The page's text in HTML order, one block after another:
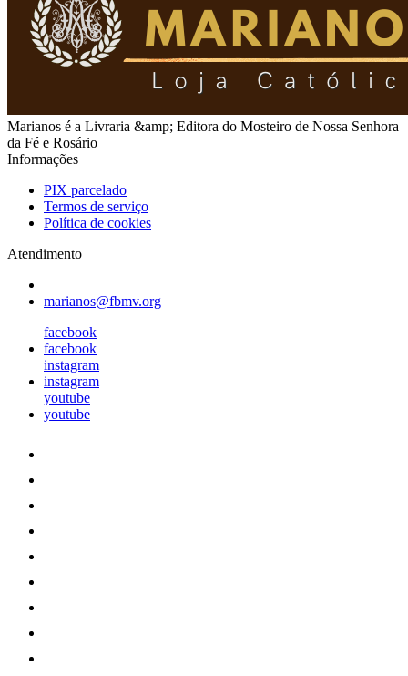
Marianos é a Livraria &amp; Editora do Mosteiro de Nossa Senhora
da Fé e Rosário
Informações
PIX parcelado
Termos de serviço
Política de cookies
Atendimento
marianos@fbmv.org
facebook
facebook
instagram
instagram
youtube
youtube